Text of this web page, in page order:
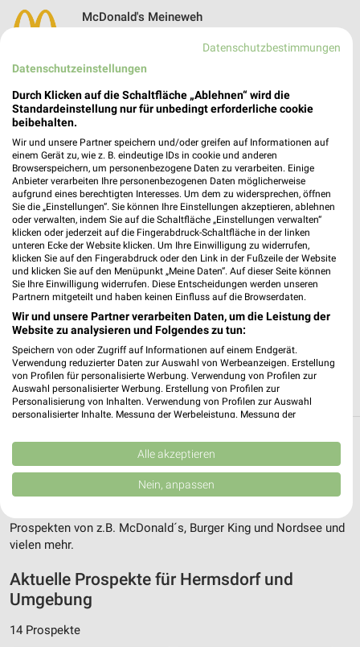
McDonald's Meineweh
Heute 08:00 - 22:00 Uhr |
186,26 km
NORDSEE Autobahnraststätte Osterfeld West
Stößen
BAB A 9 / Fahrtrichtung Süd
06667 Stößen
Heute 10:00 - 21:00 Uhr | Geschlossen
186,08 km
Geußnitzer Straße 99
06712 Zeitz
Heute 08:30 - 00:00 Uhr | Geöffnet
185,86 km
Filialen zum Thema Restaurant in
Hermsdorf
Hier findest Du Öffnungszeiten und Filialen der Kategorie
Prospekten von z.B. McDonald´s, Burger King und Nordsee und
vielen mehr.
Aktuelle Prospekte für Hermsdorf und
Umgebung
14 Prospekte
Datenschutzbestimmungen
Datenschutzeinstellungen
Durch Klicken auf die Schaltfläche „Ablehnen“ wird die
Standardeinstellung nur für unbedingt erforderliche cookie
beibehalten.
Wir und unsere Partner speichern und/oder greifen auf Informationen auf
einem Gerät zu, wie z. B. eindeutige IDs in cookie und anderen
Browserspeichern, um personenbezogene Daten zu verarbeiten. Einige
Anbieter verarbeiten Ihre personenbezogenen Daten möglicherweise
aufgrund eines berechtigten Interesses. Um dem zu widersprechen, öffnen
Sie die „Einstellungen“. Sie können Ihre Einstellungen akzeptieren, ablehnen
oder verwalten, indem Sie auf die Schaltfläche „Einstellungen verwalten“
klicken oder jederzeit auf die Fingerabdruck-Schaltfläche in der linken
unteren Ecke der Website klicken. Um Ihre Einwilligung zu widerrufen,
klicken Sie auf den Fingerabdruck oder den Link in der Fußzeile der Website
und klicken Sie auf den Menüpunkt „Meine Daten“. Auf dieser Seite können
Sie Ihre Einwilligung widerrufen. Diese Entscheidungen werden unseren
Partnern mitgeteilt und haben keinen Einfluss auf die Browserdaten.
Wir und unsere Partner verarbeiten Daten, um die Leistung der
Website zu analysieren und Folgendes zu tun:
Speichern von oder Zugriff auf Informationen auf einem Endgerät.
Verwendung reduzierter Daten zur Auswahl von Werbeanzeigen. Erstellung
von Profilen für personalisierte Werbung. Verwendung von Profilen zur
Auswahl personalisierter Werbung. Erstellung von Profilen zur
Personalisierung von Inhalten. Verwendung von Profilen zur Auswahl
personalisierter Inhalte. Messung der Werbeleistung. Messung der
Kombinationen von Daten aus verschiedenen Quellen. Entwicklung und
Verbesserung der Angebote. Verwendung reduzierter Daten zur Auswahl
von Inhalten.
Daten können außerhalb der Europäischen Union weitergegeben und in die
USA gesendet werden.
Website/App.
Partnerliste anzeigen (1 IAB-Anbieter)
IAB-Verarbeitungszwecke:
Speichern von oder Zugriff auf Informationen
auf einem Endgerät
Alle akzeptieren
Nein, anpassen